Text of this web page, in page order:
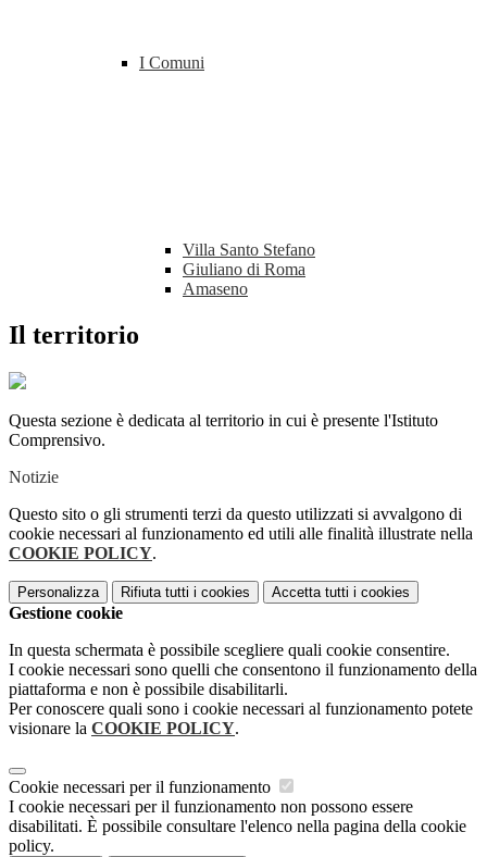
I Comuni
Villa Santo Stefano
Giuliano di Roma
Amaseno
Il territorio
Questa sezione è dedicata al territorio in cui è presente l'Istituto
Comprensivo.
Notizie
Questo sito o gli strumenti terzi da questo utilizzati si avvalgono di
cookie necessari al funzionamento ed utili alle finalità illustrate nella
COOKIE POLICY.
Personalizza Rifiuta tutti i cookies Accetta tutti i cookies
Gestione cookie
In questa schermata è possibile scegliere quali cookie consentire.
I cookie necessari sono quelli che consentono il funzionamento della
piattaforma e non è possibile disabilitarli.
Per conoscere quali sono i cookie necessari al funzionamento potete
visionare la COOKIE POLICY.
Cookie necessari per il funzionamento
I cookie necessari per il funzionamento non possono essere
disabilitati. È possibile consultare l'elenco nella pagina della cookie
policy.